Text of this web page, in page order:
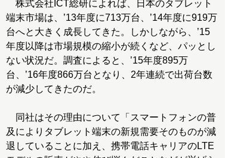
株式会社ICT総研によれば、日本のタブレット
端末市場は、’13年度に713万台、’14年度に919万
台へと大きく成長してきた。しかしながら、’15
年度以降は市場規模の縮小が続くなど、パッとし
ない状況だ。調査によると、’15年度895万
台、’16年度866万台となり、2年連続で出荷台数
が減少してきたのだ。
同社はその理由について「スマートフォンの普
及によりタブレット端末の新規需要そのものが減
退していることに加え、携帯電話キャリアのLTE